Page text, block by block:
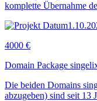
komplette Übernahme
4000 €
Domain Package
Die beiden Domains
abzugeben) sind seit 13